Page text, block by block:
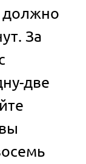
должно
За
две